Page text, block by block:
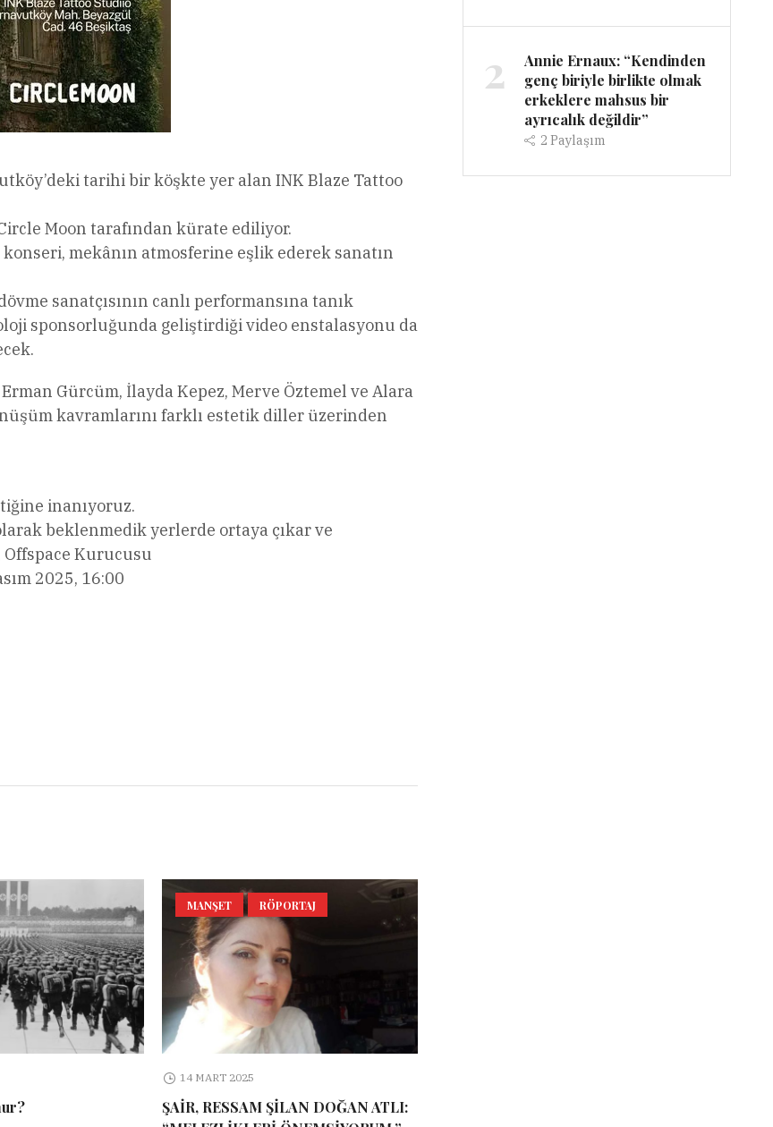
tarihi bir köşkte yer alan INK Blaze Tattoo
Moon tarafından kürate ediliyor.
mekânın atmosferine eşlik ederek sanatın
sanatçısının canlı performansına tanık
sponsorluğunda geliştirdiği video enstalasyonu da
Gürcüm, İlayda Kepez, Merve Öztemel ve Alara
kavramlarını farklı estetik diller üzerinden
inanıyoruz.
beklenmedik yerlerde ortaya çıkar ve
Offspace Kurucusu
2025, 16:00
MANŞET RÖPORTAJ
14 MART 2025
ŞAİR, RESSAM ŞİLAN DOĞAN ATLI:
2
Annie Ernaux: “Kendinden
genç biriyle birlikte olmak
erkeklere mahsus bir
ayrıcalık değildir”
2Paylaşım